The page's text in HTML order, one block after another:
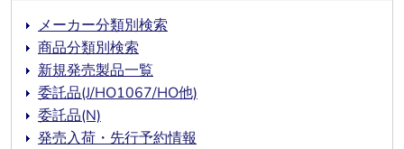
メーカー分類別検索
商品分類別検索
新規発売製品一覧
委託品(J/HO1067/HO他)
委託品(N)
発売入荷・先行予約情報